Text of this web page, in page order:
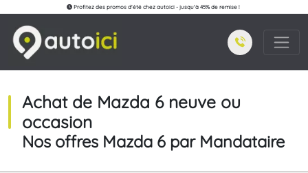
Profitez des promos d'été chez autoici - jusqu'à 45% de remise !
Achat de Mazda 6 neuve ou
occasion
Nos offres Mazda 6 par Mandataire